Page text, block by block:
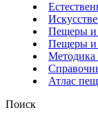
Пещеры и
Пещеры и
Методика
Атлас
Поиск